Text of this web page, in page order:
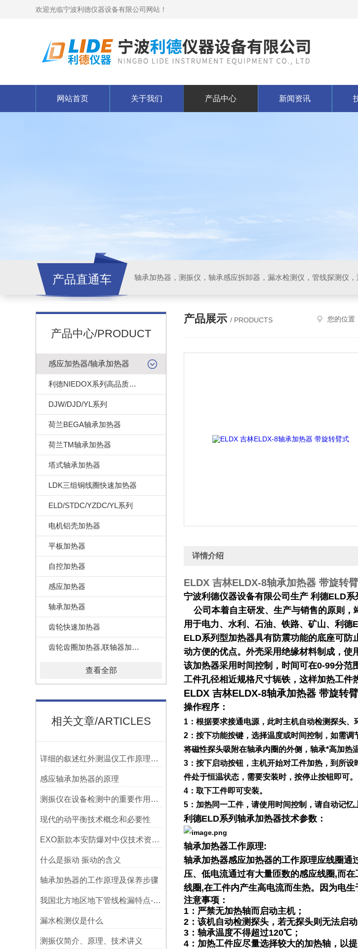
欢迎光临宁波利德仪器设备有限公司网站！
网站首页 关于我们 产品中心 新闻资讯
产品直通车 轴承加热器，测振仪，轴承感应拆卸器，漏水检测仪，管线探测仪
产品中心/PRODUCT
感应加热器/轴承加热器
利德NIEDOX系列高品质轴承加热器
DJW/DJD/YL系列
荷兰BEGA轴承加热器
荷兰TM轴承加热器
塔式轴承加热器
LDK三组铜线圈快速加热器
ELD/STDC/YZDC/YL系列
电机铝壳加热器
平板加热器
自控加热器
感应加热器
轴承加热器
齿轮快速加热器
齿轮齿圈加热器,联轴器加热器
查看全部
相关文章/ARTICLES
详细的叙述红外测温仪工作原理及应用
感应轴承加热器的原理
测振仪在设备检测中的重要作用之简析
现代的动平衡技术概念和必要性
EXO新款本安防爆对中仪技术资料简介——宁波利德仪器
什么是振动 振动的含义
轴承加热器的工作原理及保养步骤
我国北方地区地下管线检漏特点-宁波利德仪器
漏水检测仪是什么
测振仪简介、原理、技术讲义
产品展示 / PRODUCTS 您的位置
详情介绍
ELDX 吉林ELDX-8轴承加热器 带旋转
宁波利德仪器设备有限公司生产 利德ELD
公司本着自主研发、生产与销售的原则，
用于电力、水利、石油、铁路、矿山、利德
ELD系列型加热器具有防震功能的底座可防
动方便的优点。外壳采用绝缘材料制成，使
该加热器采用时间控制，时间可在0-99分
工件孔径相近规格尺寸轭铁，这样加热工件
ELDX 吉林ELDX-8轴承加热器 带旋转
操作程序：
1：根据要求接通电源，此时主机自动检测探头、
2：按下功能按键，选择温度或时间控制，如需
将磁性探头吸附在轴承内圈的外侧，轴承*高加热
3：按下启动按钮，主机开始对工件加热，到所
件处于恒温状态，需要安装时，按停止按钮即可。
4：取下工件即可安装。
5：加热同一工件，请使用时间控制，请自动记忆
利德ELD系列轴承加热器技术参数：
轴承加热器工作原理:
轴承加热器感应加热器的工作原理应线圈
压、低电流通过有大量匝数的感应线圈,而
线圈,在工件内产生高电流而生热。因为电
注意事项：
1：严禁无加热轴而启动主机；
2：该机自动检测探头，若无探头则无法启动
3：轴承温度不得超过120℃；
4：加热工件应尽量选择较大的加热轴，以提